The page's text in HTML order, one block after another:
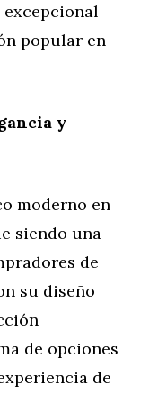
popular en
y
moderno en
siendo una
de
su diseño
de opciones
de